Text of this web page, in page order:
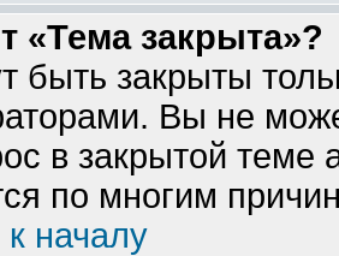
«Тема закрыта»?
быть закрыты
Вы не
в закрытой теме
по многим
началу